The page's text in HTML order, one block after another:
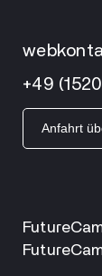
+49
Anfahrt